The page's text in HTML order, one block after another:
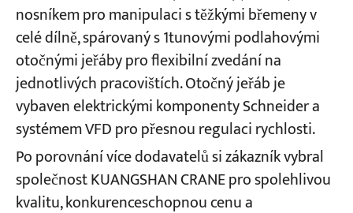
nosníkem pro manipulaci s těžkými břemeny v
celé dílně, spárovaný s 1tunovými podlahovými
otočnými jeřáby pro flexibilní zvedání na
jednotlivých pracovištích. Otočný jeřáb je
vybaven elektrickými komponenty Schneider a
systémem VFD pro přesnou regulaci rychlosti.
Po porovnání více dodavatelů si zákazník vybral
společnost KUANGSHAN CRANE pro spolehlivou
kvalitu, konkurenceschopnou cenu a